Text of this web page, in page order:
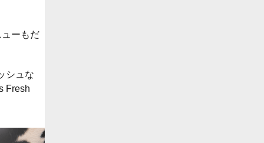
ーもだ
シュな
Fresh